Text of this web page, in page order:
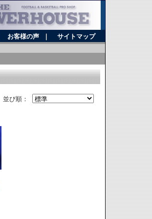
お客様の声｜ サイトマップ
並び順：